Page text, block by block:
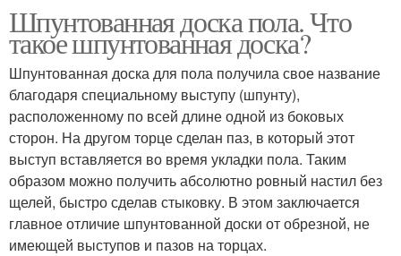
Шпунтованная доска пола. Что
такое шпунтованная доска?
Шпунтованная доска для пола получила свое название
благодаря специальному выступу (шпунту),
расположенному по всей длине одной из боковых
сторон. На другом торце сделан паз, в который этот
выступ вставляется во время укладки пола. Таким
образом можно получить абсолютно ровный настил без
щелей, быстро сделав стыковку. В этом заключается
главное отличие шпунтованной доски от обрезной, не
имеющей выступов и пазов на торцах.